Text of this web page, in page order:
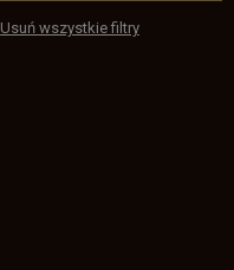
Usuń wszystkie filtry